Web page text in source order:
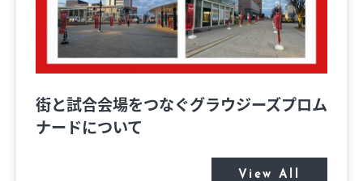
シティのあんなこんな レストランガイド
求人情報 オンラインショップ
街と試合会場をつなぐグラウジーズプロム
ナードについて
View All